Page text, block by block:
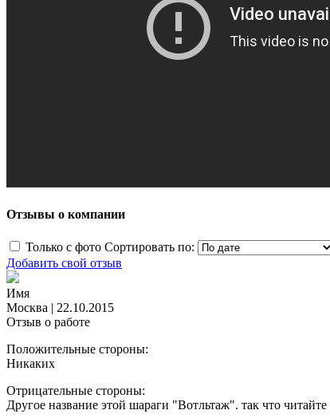
Отзывы о компании
Только с фото Сортировать по:
Добавить свой отзыв
Имя
Москва | 22.10.2015
Отзыв о работе
Положительные стороны:
Никаких
Отрицательные стороны:
Другое название этой шараги "Вотльтаж". так что